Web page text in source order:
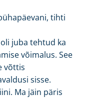
tihti
juba tehtud ka
võimalus. See
võttis
sisse.
Ma jäin päris